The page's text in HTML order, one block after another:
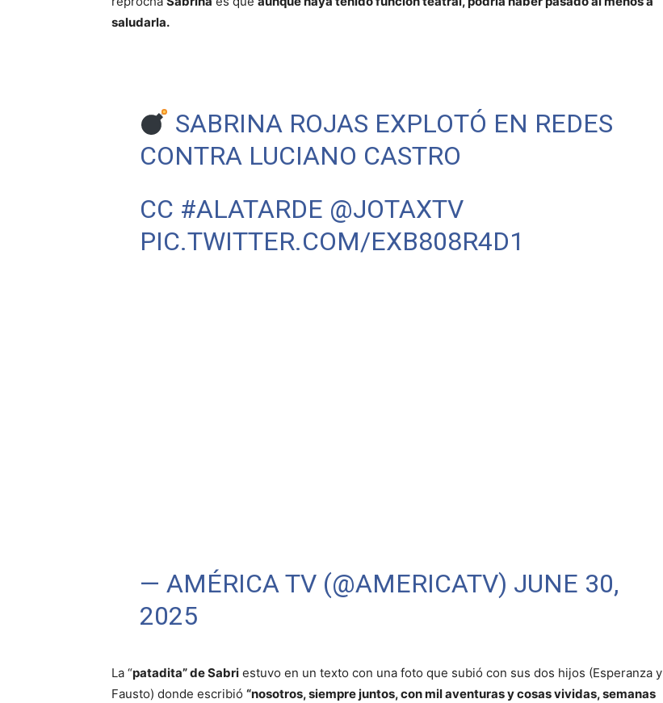
saludarla.
SABRINA ROJAS EXPLOTÓ EN REDES
CONTRA LUCIANO CASTRO
CC #ALATARDE @JOTAXTV
PIC.TWITTER.COM/EXB808R4D1
— AMÉRICA TV (@AMERICATV) JUNE 30,
2025
La “patadita” de Sabri estuvo en un texto con una foto que subió con sus dos hijos (Esperanza y
Fausto) donde escribió “nosotros, siempre juntos, con mil aventuras y cosas vividas, semanas